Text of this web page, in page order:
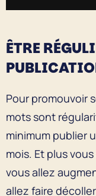
ÊTRE
Pour promouvoir
mots sont
minimum publier
mois. Et plus
vous allez
allez faire